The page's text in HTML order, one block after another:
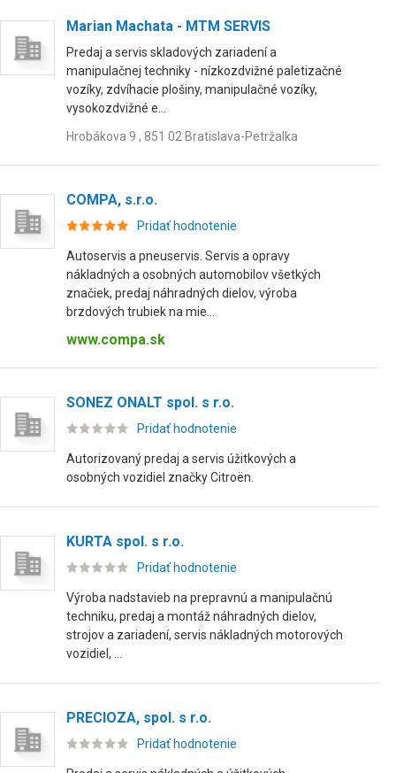
Marian Machata - MTM SERVIS
Predaj a servis skladových zariadení a
manipulačnej techniky - nízkozdvižné paletizačné
vozíky, zdvíhacie plošiny, manipulačné vozíky,
vysokozdvižné e...
Hrobákova 9 , 851 02 Bratislava-Petržalka
COMPA, s.r.o.
Pridať hodnotenie
Autoservis a pneuservis. Servis a opravy
nákladných a osobných automobilov všetkých
značiek, predaj náhradných dielov, výroba
brzdových trubiek na mie...
www.compa.sk
SONEZ ONALT spol. s r.o.
Pridať hodnotenie
Autorizovaný predaj a servis úžitkových a
osobných vozidiel značky Citroën.
KURTA spol. s r.o.
Pridať hodnotenie
Výroba nadstavieb na prepravnú a manipulačnú
techniku, predaj a montáž náhradných dielov,
strojov a zariadení, servis nákladných motorových
vozidiel, ...
PRECIOZA, spol. s r.o.
Pridať hodnotenie